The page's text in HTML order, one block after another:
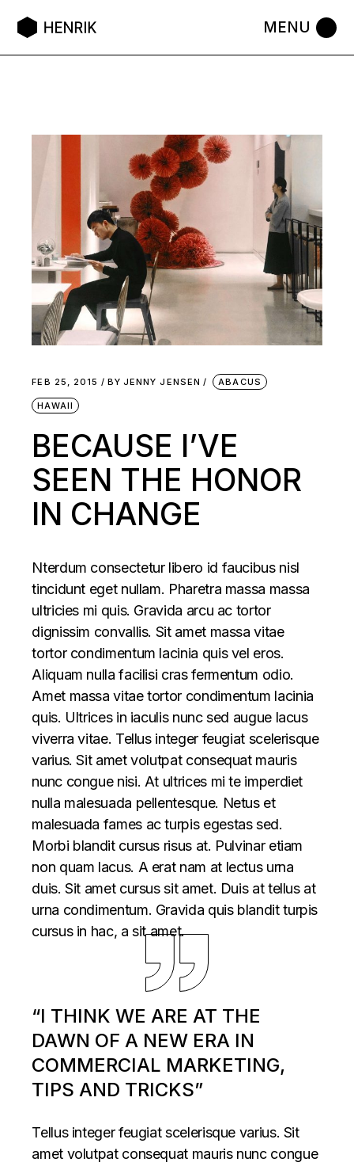
FEB 25, 2015 BY JENNY JENSEN ABACUS
HAWAII
BECAUSE I’VE
SEEN THE HONOR
IN CHANGE
Nterdum consectetur libero id faucibus nisl
tincidunt eget nullam. Pharetra massa massa
ultricies mi quis. Gravida arcu ac tortor
dignissim convallis. Sit amet massa vitae
tortor condimentum lacinia quis vel eros.
Aliquam nulla facilisi cras fermentum odio.
Amet massa vitae tortor condimentum lacinia
quis. Ultrices in iaculis nunc sed augue lacus
viverra vitae. Tellus integer feugiat scelerisque
varius. Sit amet volutpat consequat mauris
nunc congue nisi. At ultrices mi te imperdiet
nulla malesuada pellentesque. Netus et
malesuada fames ac turpis egestas sed.
Morbi blandit cursus risus at. Pulvinar etiam
non quam lacus. A erat nam at lectus urna
duis. Sit amet cursus sit amet. Duis at tellus at
urna condimentum. Gravida quis blandit turpis
cursus in hac, a sit amet.
“I THINK WE ARE AT THE
DAWN OF A NEW ERA IN
COMMERCIAL MARKETING,
TIPS AND TRICKS”
Tellus integer feugiat scelerisque varius. Sit
amet volutpat consequat mauris nunc congue